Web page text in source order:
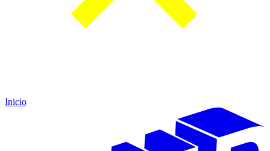
Inicio